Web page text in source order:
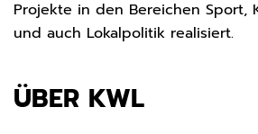
Projekte in den Bereichen Sport,
und auch Lokalpolitik realisiert.
ÜBER KWL